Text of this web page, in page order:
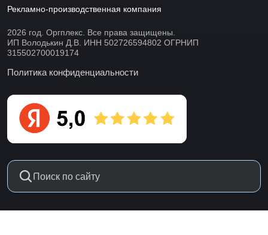
Рекламно-производственная компания
2026 год. Оргплекс. Все права защищены.
ИП Володькин Д.В. ИНН 502726594802 ОГРНИП
315502700019174
Политика конфиденциальности